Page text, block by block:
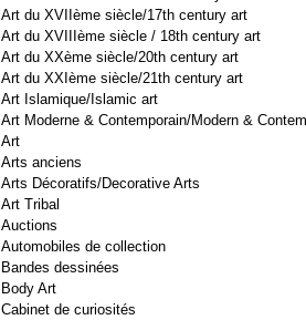
Art du XVIIème siècle/17th century art
Art du XVIIIème siècle / 18th century art
Art du XXème siècle/20th century art
Art du XXIème siècle/21th century art
Art Islamique/Islamic art
Art Moderne & Contemporain/Modern &
Art
Arts anciens
Arts Décoratifs/Decorative Arts
Art Tribal
Auctions
Automobiles de collection
Bandes dessinées
Body Art
Cabinet de curiosités